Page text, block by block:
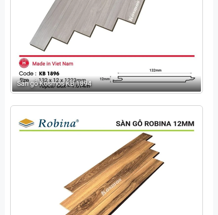
Sàn gỗ Kosmos KB 1894